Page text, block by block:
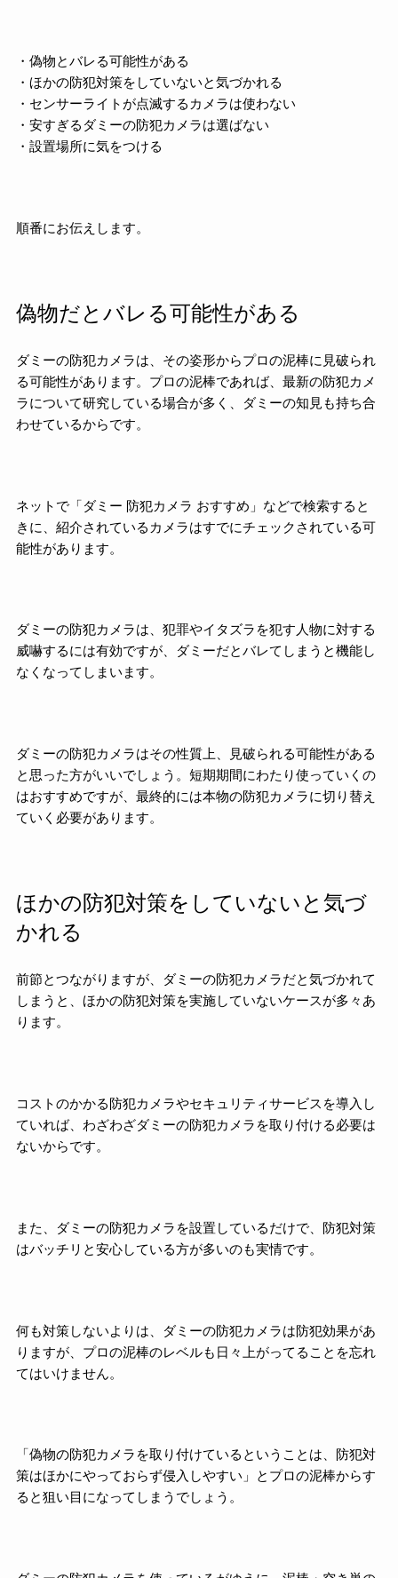
・偽物とバレる可能性がある
・ほかの防犯対策をしていないと気づかれる
・センサーライトが点滅するカメラは使わない
・安すぎるダミーの防犯カメラは選ばない
・設置場所に気をつける
順番にお伝えします。
偽物だとバレる可能性がある
ダミーの防犯カメラは、その姿形からプロの泥棒に見破られ
る可能性があります。プロの泥棒であれば、最新の防犯カメ
ラについて研究している場合が多く、ダミーの知見も持ち合
わせているからです。
ネットで「ダミー 防犯カメラ おすすめ」などで検索すると
きに、紹介されているカメラはすでにチェックされている可
能性があります。
ダミーの防犯カメラは、犯罪やイタズラを犯す人物に対する
威嚇するには有効ですが、ダミーだとバレてしまうと機能し
なくなってしまいます。
ダミーの防犯カメラはその性質上、見破られる可能性がある
と思った方がいいでしょう。短期期間にわたり使っていくの
はおすすめですが、最終的には本物の防犯カメラに切り替え
ていく必要があります。
ほかの防犯対策をしていないと気づ
かれる
前節とつながりますが、ダミーの防犯カメラだと気づかれて
しまうと、ほかの防犯対策を実施していないケースが多々あ
ります。
コストのかかる防犯カメラやセキュリティサービスを導入し
ていれば、わざわざダミーの防犯カメラを取り付ける必要は
ないからです。
また、ダミーの防犯カメラを設置しているだけで、防犯対策
はバッチリと安心している方が多いのも実情です。
何も対策しないよりは、ダミーの防犯カメラは防犯効果があ
りますが、プロの泥棒のレベルも日々上がってることを忘れ
てはいけません。
「偽物の防犯カメラを取り付けているということは、防犯対
策はほかにやっておらず侵入しやすい」とプロの泥棒からす
ると狙い目になってしまうでしょう。